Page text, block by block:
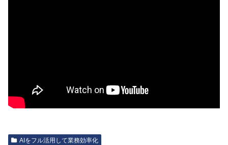
AIをフル活用して業務効率化